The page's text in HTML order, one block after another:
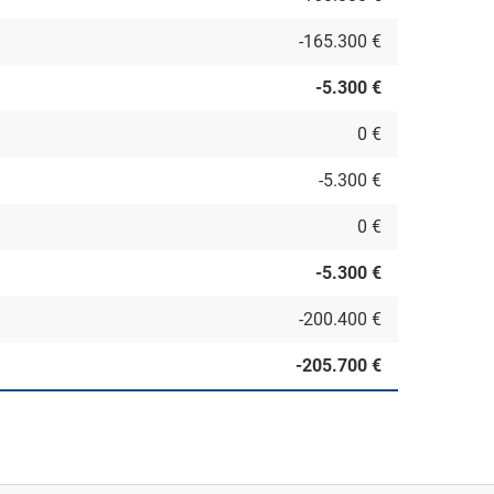
-165.300 €
-5.300 €
0 €
-5.300 €
0 €
-5.300 €
-200.400 €
-205.700 €